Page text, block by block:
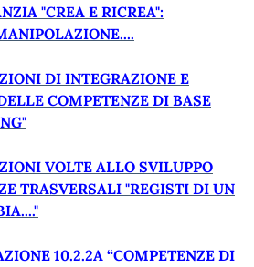
"CREA E RICREA":
DI INTEGRAZIONE E
COMPETENZE DI BASE
VOLTE ALLO SVILUPPO
TRASVERSALI "REGISTI DI UN
10.2.2A “COMPETENZE DI